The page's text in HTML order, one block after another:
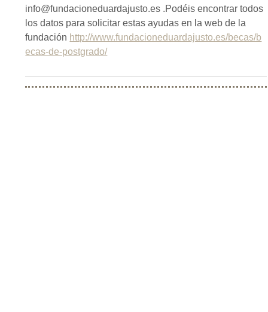
info@fundacioneduardajusto.es .Podéis encontrar todos
los datos para solicitar estas ayudas en la web de la
fundación http://www.fundacioneduardajusto.es/becas/b
ecas-de-postgrado/